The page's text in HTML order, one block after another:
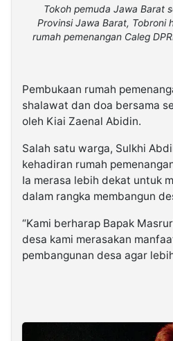
Tokoh pemuda Jawa Barat
Provinsi Jawa Barat, Tobroni
rumah pemenangan Caleg
Pembukaan rumah
shalawat dan doa bersama
oleh Kiai Zaenal Abidin.
Salah satu warga, Sulkhi
kehadiran rumah
Ia merasa lebih dekat untuk
dalam rangka membangun
“Kami berharap Bapak
desa kami merasakan
pembangunan desa agar